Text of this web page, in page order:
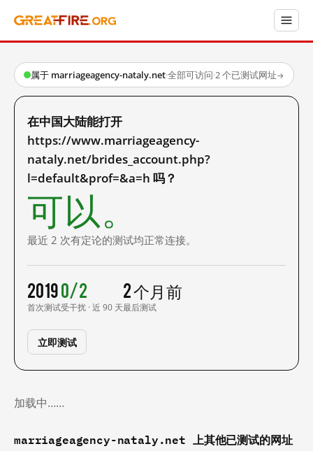
属于 marriageagency-nataly.net·全部可访问·2 个已测试网址→
在中国大陆能打开
https://www.marriageagency-
nataly.net/brides_account.php?
l=default&prof=&a=h 吗？
可以。
最近 2 次有定论的测试均正常连接。
2019
首次测试
0/2
受干扰 · 近 90 天
2 个月前
最后测试
立即测试
加载中……
marriageagency-nataly.net 上其他已测试的网址